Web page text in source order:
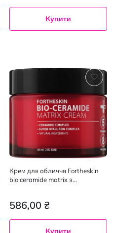
Купити
Крем для обличчя Fortheskin
bio ceramide matrix з
586,00 ₴
Купити